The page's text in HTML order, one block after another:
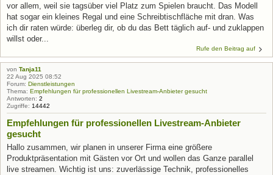
vor allem, weil sie tagsüber viel Platz zum Spielen braucht. Das Modell
hat sogar ein kleines Regal und eine Schreibtischfläche mit dran. Was
ich dir raten würde: überleg dir, ob du das Bett täglich auf- und zuklappen
willst oder...
Rufe den Beitrag auf
von Tanja11
22 Aug 2025 08:52
Forum: Dienstleistungen
Thema: Empfehlungen für professionellen Livestream-Anbieter gesucht
Antworten: 2
Zugriffe: 14442
Empfehlungen für professionellen Livestream-Anbieter
gesucht
Hallo zusammen, wir planen in unserer Firma eine größere
Produktpräsentation mit Gästen vor Ort und wollen das Ganze parallel
live streamen. Wichtig ist uns: zuverlässige Technik, professionelles